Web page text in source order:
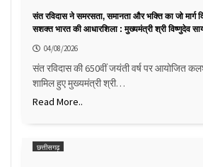
संत रविदास ने समरसता, समानता और भक्ति का जो मार्ग
सशक्त भारत की आधारशिला : मुख्यमंत्री श्री विष्णुदेव
04/08/2026
संत रविदास की 650वीं जयंती वर्ष पर आयोजित
शामिल हुए मुख्यमंत्री श्री…
Read More..
छत्तीसगढ़